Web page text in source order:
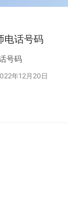
电话号码
号码
年12月20日